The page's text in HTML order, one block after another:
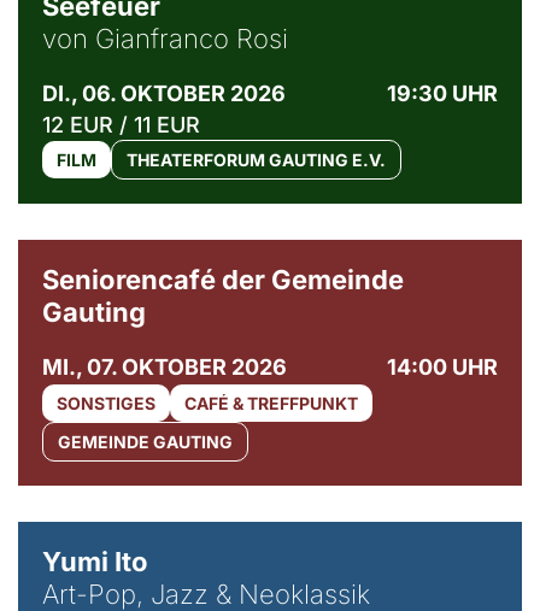
von Gianfranco Rosi
DI., 06. OKTOBER 2026
19:30 UHR
12 EUR / 11 EUR
FILM THEATERFORUM GAUTING E.V.
Seniorencafé der Gemeinde
Gauting
MI., 07. OKTOBER 2026 14:00 UHR
SONSTIGES
CAFÉ & TREFFPUNKT
GEMEINDE GAUTING
Yumi Ito
Art-Pop, Jazz & Neoklassik